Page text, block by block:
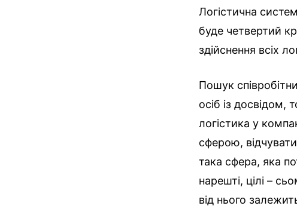
Логістична
буде четвертий
здійснення всіх
Пошук
осіб із досвідом,
логістика у
сферою,
така сфера, яка
нарешті, цілі –
від нього